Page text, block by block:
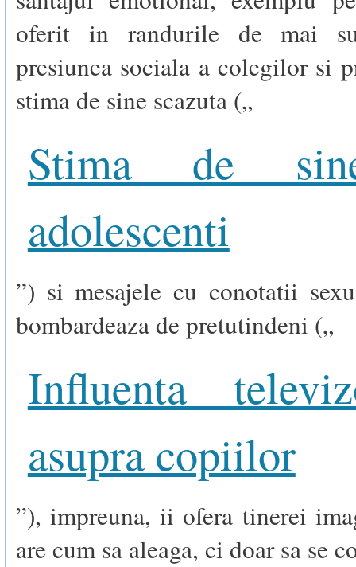
oferit in randurile de mai
presiunea sociala a colegilor si
stima de sine scazuta („
Stima de
adolescenti
”) si mesajele cu conotatii
bombardeaza de pretutindeni („
Influenta
asupra copiilor
”), impreuna, ii ofera tinerei
are cum sa aleaga, ci doar sa se